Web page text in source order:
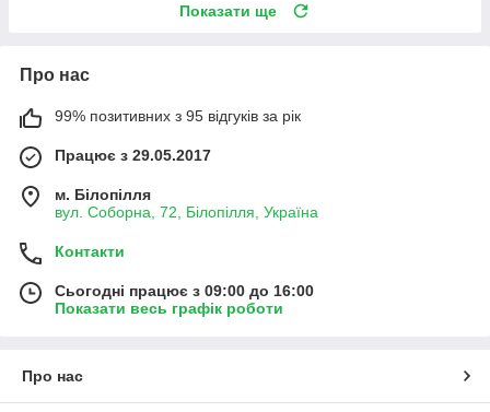
Показати ще
Про нас
99% позитивних з 95 відгуків за рік
Працює з 29.05.2017
м. Білопілля
вул. Соборна, 72, Білопілля, Україна
Контакти
Сьогодні працює з 09:00 до 16:00
Показати весь графік роботи
Про нас